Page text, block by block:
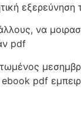
να
pdf
pdf